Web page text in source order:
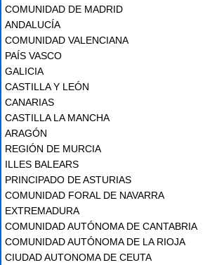
COMUNIDAD DE MADRID
ANDALUCÍA
COMUNIDAD VALENCIANA
PAÍS VASCO
GALICIA
CASTILLA Y LEÓN
CANARIAS
CASTILLA LA MANCHA
ARAGÓN
REGIÓN DE MURCIA
ILLES BALEARS
PRINCIPADO DE ASTURIAS
COMUNIDAD FORAL DE NAVARRA
EXTREMADURA
COMUNIDAD AUTÓNOMA DE CANTABRIA
COMUNIDAD AUTÓNOMA DE LA RIOJA
CIUDAD AUTONOMA DE CEUTA